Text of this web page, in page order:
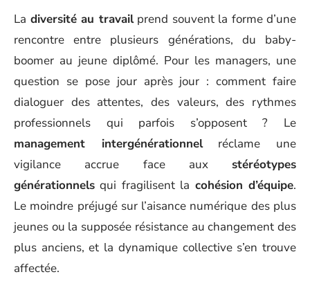
La diversité au travailprend souvent la forme d’une
rencontre entre plusieurs générations, du baby-
boomer au jeune diplômé. Pour les managers, une
question se pose jour après jour : comment faire
dialoguer des attentes, des valeurs, des rythmes
professionnels qui parfois s’opposent ? Le
management intergénérationnelréclame une
vigilance accrue face aux stéréotypes
générationnels qui fragilisent la cohésion d’équipe.
Le moindre préjugé sur l’aisance numérique des plus
jeunes ou la supposée résistance au changement des
plus anciens, et la dynamique collective s’en trouve
affectée.